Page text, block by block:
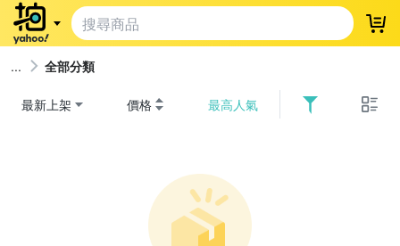
登
全部分類
最新上架 價格 最高人氣